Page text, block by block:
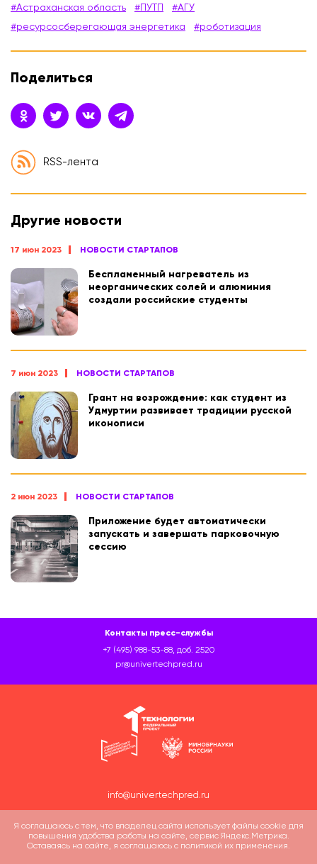
#Астраханская область
#ПУТП
#АГУ
#ресурсосберегающая энергетика
#роботизация
Поделиться
RSS-лента
Другие новости
17 июн 2023 НОВОСТИ СТАРТАПОВ
Беспламенный нагреватель из
неорганических солей и алюминия
создали российские студенты
7 июн 2023 НОВОСТИ СТАРТАПОВ
Грант на возрождение: как студент из
Удмуртии развивает традиции русской
иконописи
2 июн 2023 НОВОСТИ СТАРТАПОВ
Приложение будет автоматически
запускать и завершать парковочную
сессию
Контакты пресс-службы
+7 (495) 988-53-88, доб. 2520
pr@univertechpred.ru
info@univertechpred.ru
Я соглашаюсь с тем, что владелец сайта использует файлы cookie для
повышения удобства работы на сайте, сервис Яндекс.Метрика.
Оставаясь на сайте, я соглашаюсь с политикой их применения.